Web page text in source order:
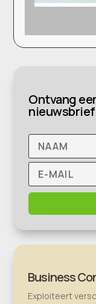
Ontvang
nieuwsbrief
Business
Exploiteert